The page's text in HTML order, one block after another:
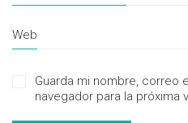
Web
Guarda mi nombre, correo
navegador para la próxima